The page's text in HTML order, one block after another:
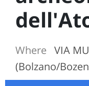
Where VIA
(Bolzano/